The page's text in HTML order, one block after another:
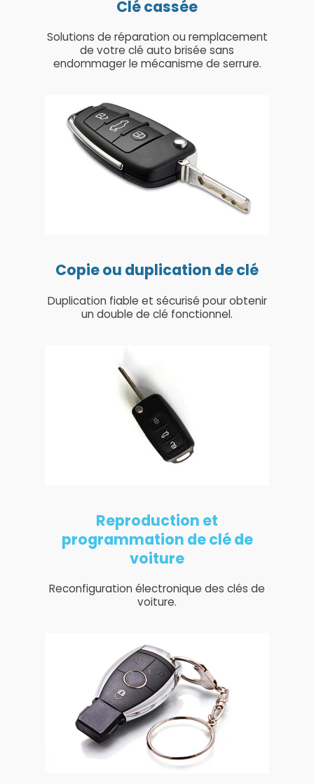
Clé cassée
Solutions de réparation ou remplacement
de votre clé auto brisée sans
endommager le mécanisme de serrure.
Copie ou duplication de clé
Duplication fiable et sécurisé pour obtenir
un double de clé fonctionnel.
Reproduction et
programmation de clé de
voiture
Reconfiguration électronique des clés de
voiture.